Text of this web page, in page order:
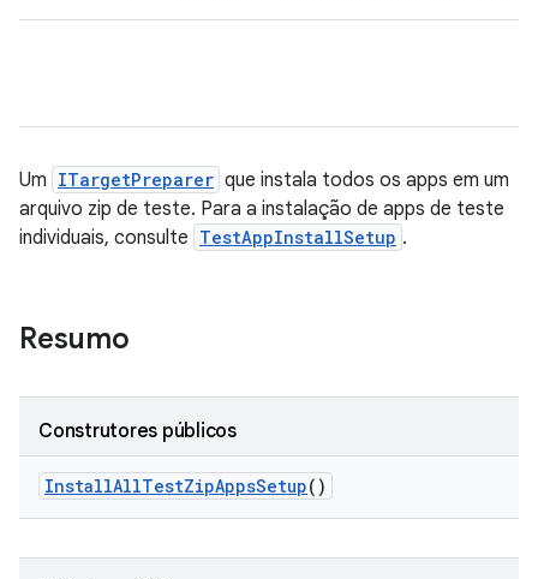
Um ITargetPreparer que instala todos os apps em um
arquivo zip de teste. Para a instalação de apps de teste
individuais, consulte TestAppInstallSetup .
Resumo
Construtores públicos
InstallAllTestZipAppsSetup()